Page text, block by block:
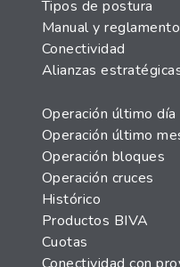
Tipos de postura
Manual y reglamento
Conectividad
Alianzas
Operación último día
Operación último
Operación bloques
Operación cruces
Histórico
Productos BIVA
Cuotas